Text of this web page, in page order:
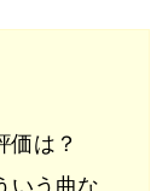
価は？
いう曲な